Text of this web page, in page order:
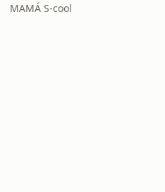
MAMÁ S-cool